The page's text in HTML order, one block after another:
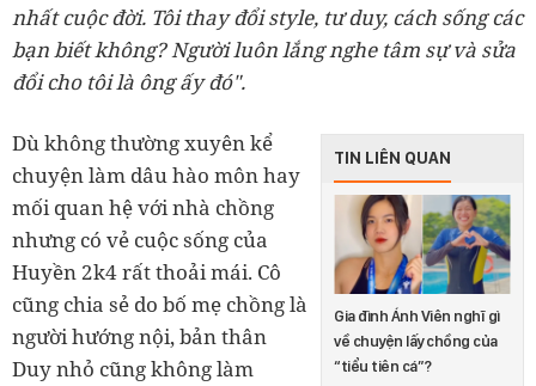
nhất cuộc đời. Tôi thay đổi style, tư duy, cách sống các
bạn biết không? Người luôn lắng nghe tâm sự và sửa
đổi cho tôi là ông ấy đó".
TIN LIÊN QUAN
Gia đình Ánh Viên nghĩ gì
về chuyện lấy chồng của
“tiểu tiên cá”?
Dù không thường xuyên kể
chuyện làm dâu hào môn hay
mối quan hệ với nhà chồng
nhưng có vẻ cuộc sống của
Huyền 2k4 rất thoải mái. Cô
cũng chia sẻ do bố mẹ chồng là
người hướng nội, bản thân
Duy nhỏ cũng không làm